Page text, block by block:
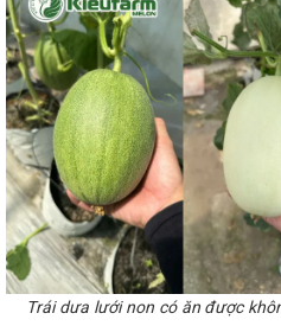
Trái dưa lưới non có ăn được